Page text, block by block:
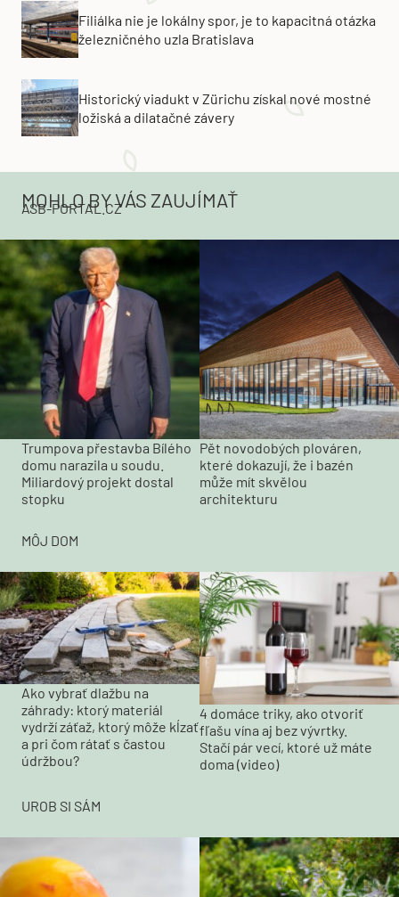
Filiálka nie je lokálny spor, je to kapacitná otázka
železničného uzla Bratislava
Historický viadukt v Zürichu získal nové mostné
ložiská a dilatačné závery
MOHLO BY VÁS ZAUJÍMAŤ
ASB-PORTAL.CZ
Trumpova přestavba Bílého
domu narazila u soudu.
Miliardový projekt dostal
stopku
Pět novodobých plováren,
které dokazují, že i bazén
může mít skvělou
architekturu
MÔJ DOM
Ako vybrať dlažbu na
záhrady: ktorý materiál
vydrží záťaž, ktorý môže kĺzať
a pri čom rátať s častou
údržbou?
4 domáce triky, ako otvoriť
fľašu vína aj bez vývrtky.
Stačí pár vecí, ktoré už máte
doma (video)
UROB SI SÁM